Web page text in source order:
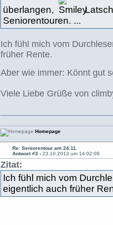
überlangen,
Seniorentouren. ...
Ich fühl mich vom
früher Rente.
Aber wie immer: Könnt gut
Viele Liebe Grüße von
Homepage
Re: Seniorentour am 24.11.
Antwort #3 -23.10.2013 um 14:02:09
Zitat:
Ich fühl mich vom
eigentlich auch früher